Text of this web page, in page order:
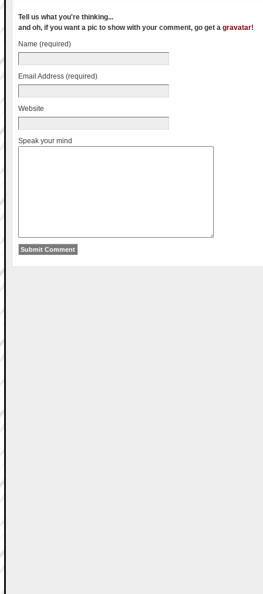
Tell us what you're thinking...
and oh, if you want a pic to show with your comment, go get a gravatar!
Name (required)
Email Address (required)
Website
Speak your mind